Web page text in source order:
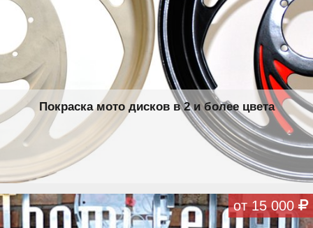
Покраска мото дисков в 2 и более цвета
от 15 000